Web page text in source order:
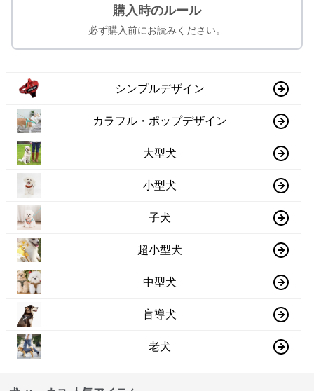
購入時のルール
必ず購入前にお読みください。
シンプルデザイン
カラフル・ポップデザイン
大型犬
小型犬
子犬
超小型犬
中型犬
盲導犬
老犬